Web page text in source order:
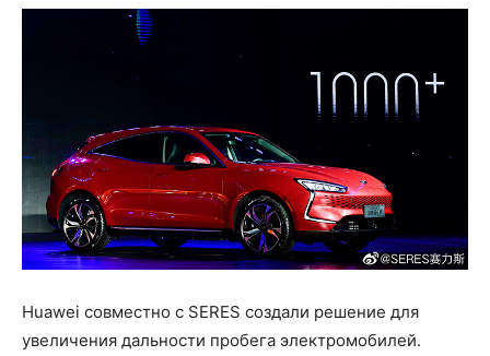
Huawei совместно с SERES создали решение для
увеличения дальности пробега электромобилей.